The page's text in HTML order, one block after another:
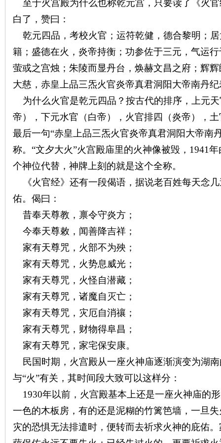
至于火宫殿为什么也称乾元宫，只要读了《火
白了，赞曰：
乾元四品，考校火官；运符乾健，德合黎明；
籍；盛德在火，炎帝持衡；功参佐于三元，气运
萤或之宫烛；朱陵而显丹台，焕赫文昌之府；辉
大慈，赤皇上品三炁火官炎帝真君洞阳大帝南丹
为什么火官是乾元四品？按古代的排序，上元
帝），下元水官（白帝），火官排四（炎帝），
最后一句“赤皇上品三炁火官炎帝真君洞阳大帝南
称。“文夕大火”火宫殿庙里的火神像被毁， 1941年
个神位代替，神牌上刻的就是这个全称。
《火官经》还有一段偈语，据说老百姓每天念
佑。偈曰：
昔奉天尊教，禀令守炎方；
今奉天尊敕，闻善降吉祥；
家有天尊咒，火部不为殃；
家有天尊咒，火势息威光；
家有天尊咒，火怪自潜藏；
家有天尊咒，诸魔自灭亡；
家有天尊咒，灾厄自消禳；
家有天尊咒，财物得阜昌；
家有天尊咒，家宅保安康。
民国时期，火宫殿从一座火神庙逐渐演变为湖
与“火”有关，其时间段大致可以这样分：
1930年以前，火宫殿基本上还是一座火神庙的
一色的木板房，有的还是泥糊的竹篱笆墙，一旦
灾的恐惧无法排遣时，便转而去祈求火神的庇佑